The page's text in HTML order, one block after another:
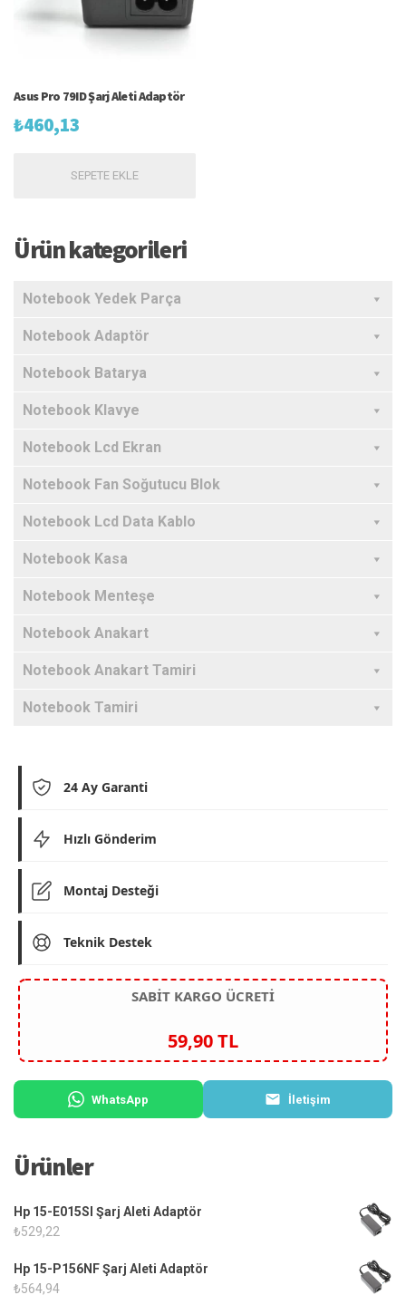
Asus Pro 79ID Şarj Aleti Adaptör
₺460,13
SEPETE EKLE
Ürün kategorileri
Notebook Yedek Parça
Notebook Adaptör
Notebook Batarya
Notebook Klavye
Notebook Lcd Ekran
Notebook Fan Soğutucu Blok
Notebook Lcd Data Kablo
Notebook Kasa
Notebook Menteşe
Notebook Anakart
Notebook Anakart Tamiri
Notebook Tamiri
24 Ay Garanti
Hızlı Gönderim
Montaj Desteği
Teknik Destek
SABİT KARGO ÜCRETİ
59,90 TL
WhatsApp İletişim
Ürünler
Hp 15-E015SI Şarj Aleti Adaptör
₺529,22
Hp 15-P156NF Şarj Aleti Adaptör
₺564,94